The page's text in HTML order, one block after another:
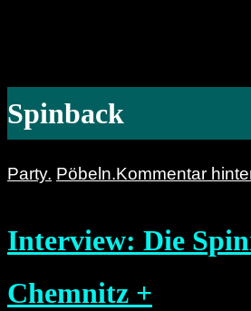
Spinback
Party. Pöbeln.Kommentar
Interview: Die
Chemnitz +